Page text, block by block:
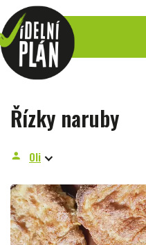
Řízky naruby
person Oli